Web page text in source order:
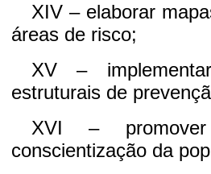
XIV – elaborar
áreas de risco;
XV –
estruturais de
XVI – promover
conscientização da